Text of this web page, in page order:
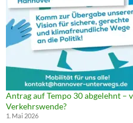
Antrag auf Tempo 30 abgelehnt –
Verkehrswende?
1. Mai 2026